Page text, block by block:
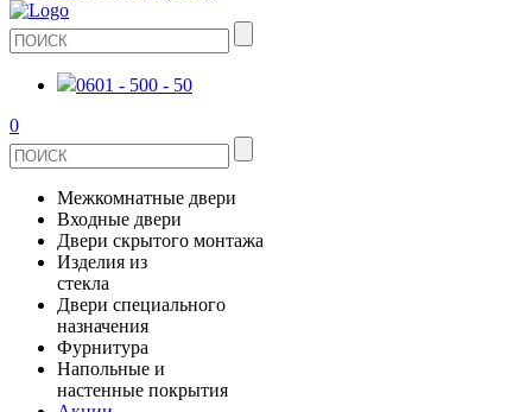
0601 - 500 - 50
0
Межкомнатные двери
ШПОНИРОВАНЫЕ
ЭКОШПОН
ЭМАЛЬ
ИЗ МАССИВА СОСНЫ
Входные двери
МЕТАЛЛИЧЕСКИЕ ДВЕРИ
В КВАРТИРУ
ДЛЯ ДОМА
Двери скрытого монтажа
СТЕКЛЯННЫЕ
ЗЕРКАЛЬНЫЕ
КЕРАМОГРАНИТ
Изделия из
стекла
ДВЕРИ
ДУШЕВЫЕ КАБИНЫ И ПЕРЕГОРОДКИ
Двери специального
назначения
ПРОТИВОПОЖАРНЫЕ
Фурнитура
ДВЕРНЫЕ РУЧКИ
Напольные и
настенные покрытия